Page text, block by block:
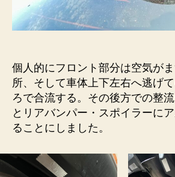
ル
ミ
プ
へ
の
個人的にフロント部分は空気が
所、そして車体上下左右へ逃げ
ろで合流する。その後方での整
とリアバンパー・スポイラーに
ることにしました。